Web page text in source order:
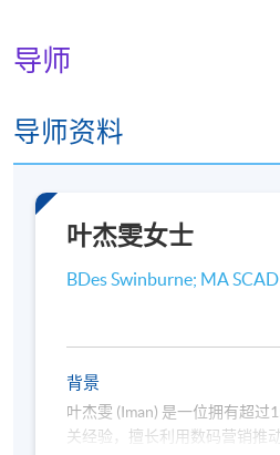
导师
导师资料
叶杰雯女士
BDes Swinburne; MA SCAD
背景
叶杰雯 (Iman) 是一位拥有超过
关经验，擅长利用数码营销推